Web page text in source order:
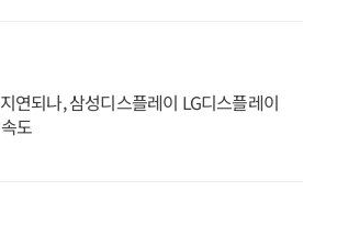
연되나, 삼성디스플레이 LG디스플레이
도